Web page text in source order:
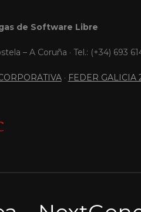
de Software Libre
– A Coruña · Tel.: (+34) 693
· FEDER GALICIA